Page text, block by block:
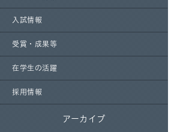
入試情報
受賞・成果等
在学生の活躍
採用情報
アーカイブ